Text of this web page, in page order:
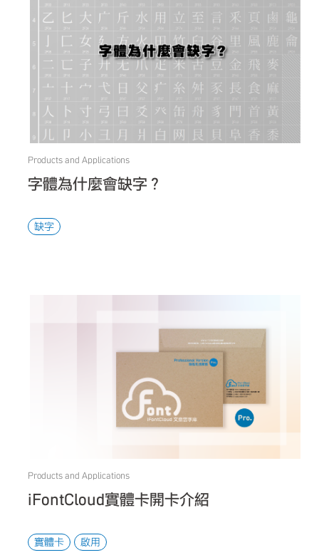
Products and Applications
字體為什麼會缺字？
缺字
Products and Applications
iFontCloud實體卡開卡介紹
實體卡 啟用